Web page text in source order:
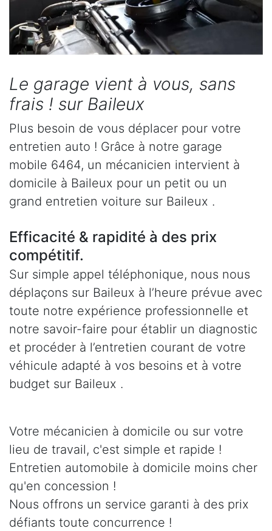
Le garage vient à vous, sans
frais ! sur Baileux
Plus besoin de vous déplacer pour votre
entretien auto ! Grâce à notre garage
mobile 6464, un mécanicien intervient à
domicile à Baileux pour un petit ou un
grand entretien voiture sur Baileux .
Efficacité & rapidité à des prix
compétitif.
Sur simple appel téléphonique, nous nous
déplaçons sur Baileux à l’heure prévue avec
toute notre expérience professionnelle et
notre savoir-faire pour établir un diagnostic
et procéder à l’entretien courant de votre
véhicule adapté à vos besoins et à votre
budget sur Baileux .
Votre mécanicien à domicile ou sur votre
lieu de travail, c'est simple et rapide !
Entretien automobile à domicile moins cher
qu'en concession !
Nous offrons un service garanti à des prix
défiants toute concurrence !